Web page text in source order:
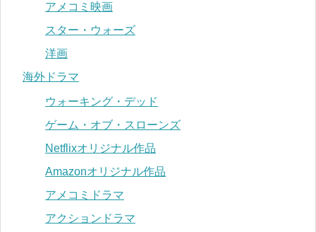
アメコミ映画
スター・ウォーズ
洋画
海外ドラマ
ウォーキング・デッド
ゲーム・オブ・スローンズ
Netflixオリジナル作品
Amazonオリジナル作品
アメコミドラマ
アクションドラマ